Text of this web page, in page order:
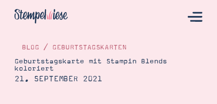
Hier Starten
BLOG / GEBURTSTAGSKARTEN
Geburtstagskarte mit Stampin Blends
koloriert
21. SEPTEMBER 2021